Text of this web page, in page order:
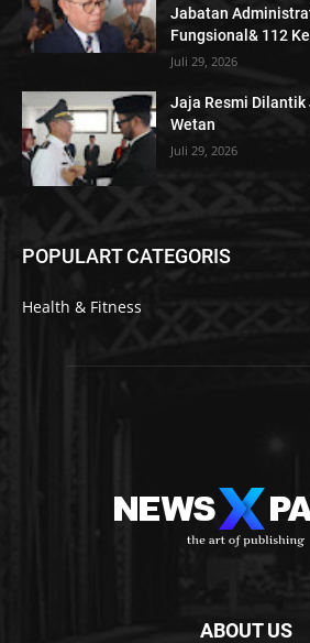
Jabatan
Fungsional& 112
Juli 29, 2026
Jaja Resmi
Wetan
Juli 29, 2026
POPULART CATEGORIS
Health & Fitness
ABOUT US